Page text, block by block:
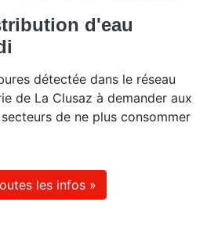
d'eau
détectée dans le réseau
de La Clusaz à demander aux
de ne plus consommer
les infos »